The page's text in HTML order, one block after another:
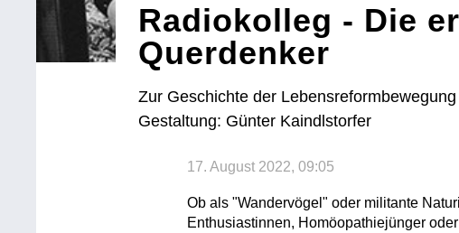
Radiokolleg - Die
Querdenker
Zur Geschichte der Lebensreformbewegung
Gestaltung: Günter Kaindlstorfer
17. August 2022, 09:05
Ob als "Wandervögel" oder militante
Enthusiastinnen, Homöopathiejünger